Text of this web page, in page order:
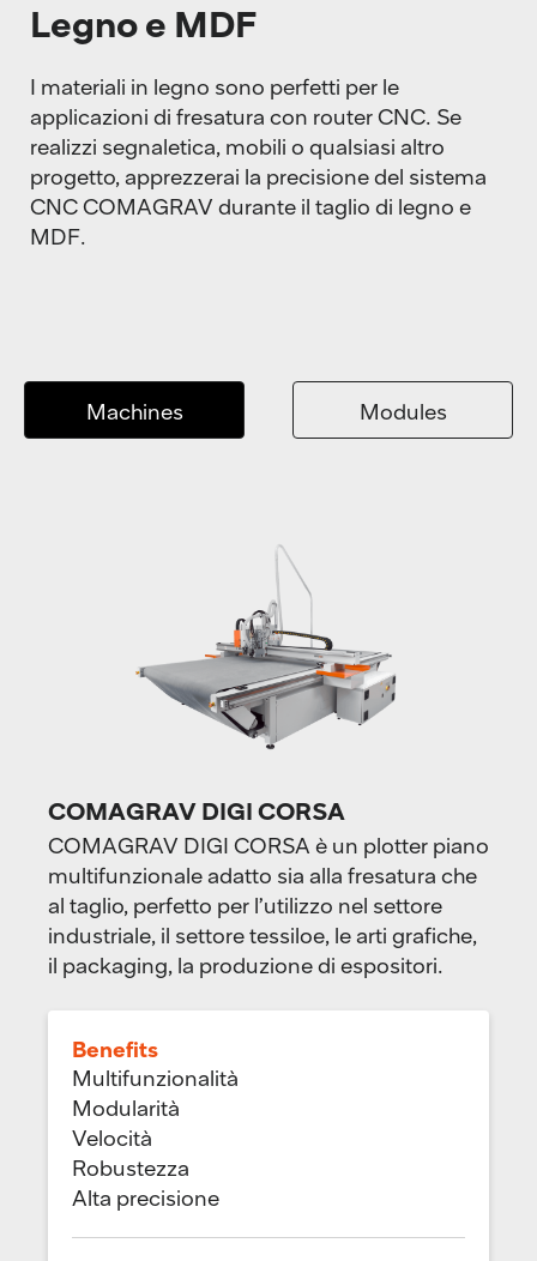
Legno e MDF
I materiali in legno sono perfetti per le
applicazioni di fresatura con router CNC. Se
realizzi segnaletica, mobili o qualsiasi altro
progetto, apprezzerai la precisione del sistema
CNC COMAGRAV durante il taglio di legno e
MDF.
Machines Modules
COMAGRAV DIGI CORSA
COMAGRAV DIGI CORSA è un plotter piano
multifunzionale adatto sia alla fresatura che
al taglio, perfetto per l’utilizzo nel settore
industriale, il settore tessiloe, le arti grafiche,
il packaging, la produzione di espositori.
Benefits
Multifunzionalità
Modularità
Velocità
Robustezza
Alta precisione